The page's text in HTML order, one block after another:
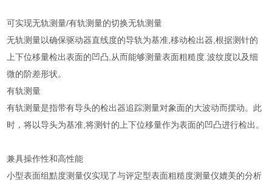
可实现无轨测量/有轨测量的切换无轨测量
无轨测量以确保驱动器直线度的导轨为基准,移动检出器,根据测针的
上下位移量检出表面的凹凸,从而能够测量表面粗糙度.波纹度以及细
微的阶差形状。
有轨测量
有轨测量是指带有导头的检出器追踪测量对象面的大波动而摆动。此
时，将以导头为基准,将测针的上下位移量作为表面的凹凸进行检出。
兼具操作性和高性能
小型表面组黠度测量仪实现了与评定型表面粗糙度测量仪媲美的分析